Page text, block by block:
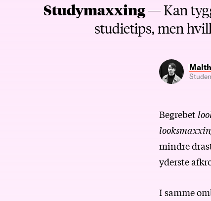
Studymaxxing —Kan
studietips, men
Begrebet
mindre
yderste
I samme